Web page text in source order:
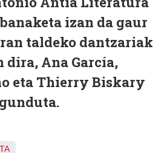
izan da gaur
taldeko dantzariak
dira, Ana García,
eta Thierry Biskary